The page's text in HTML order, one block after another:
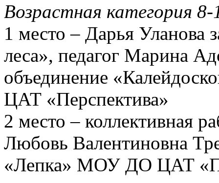
Возрастная категория
1 место – Дарья Уланова
леса», педагог Марина
объединение
ЦАТ «Перспектива»
2 место – коллективная
Любовь Валентиновна
«Лепка» МОУ ДО ЦАТ